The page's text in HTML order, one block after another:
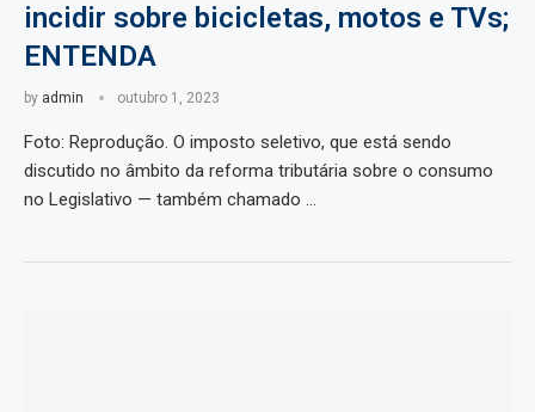
incidir sobre bicicletas, motos e TVs;
ENTENDA
by admin outubro 1, 2023
Foto: Reprodução. O imposto seletivo, que está sendo
discutido no âmbito da reforma tributária sobre o consumo
no Legislativo — também chamado …